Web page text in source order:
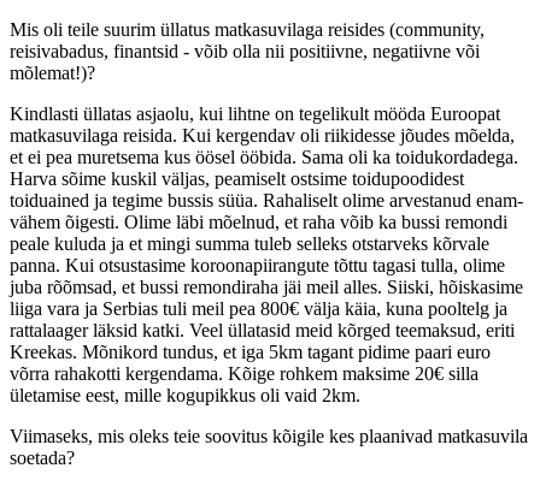
Mis oli teile suurim üllatus matkasuvilaga reisides (community,
reisivabadus, finantsid - võib olla nii positiivne, negatiivne või
mõlemat!)?
Kindlasti üllatas asjaolu, kui lihtne on tegelikult mööda Euroopat
matkasuvilaga reisida. Kui kergendav oli riikidesse jõudes mõelda,
et ei pea muretsema kus öösel ööbida. Sama oli ka toidukordadega.
Harva sõime kuskil väljas, peamiselt ostsime toidupoodidest
toiduained ja tegime bussis süüa. Rahaliselt olime arvestanud enam-
vähem õigesti. Olime läbi mõelnud, et raha võib ka bussi remondi
peale kuluda ja et mingi summa tuleb selleks otstarveks kõrvale
panna. Kui otsustasime koroonapiirangute tõttu tagasi tulla, olime
juba rõõmsad, et bussi remondiraha jäi meil alles. Siiski, hõiskasime
liiga vara ja Serbias tuli meil pea 800€ välja käia, kuna pooltelg ja
rattalaager läksid katki. Veel üllatasid meid kõrged teemaksud, eriti
Kreekas. Mõnikord tundus, et iga 5km tagant pidime paari euro
võrra rahakotti kergendama. Kõige rohkem maksime 20€ silla
ületamise eest, mille kogupikkus oli vaid 2km.
Viimaseks, mis oleks teie soovitus kõigile kes plaanivad matkasuvila
soetada?